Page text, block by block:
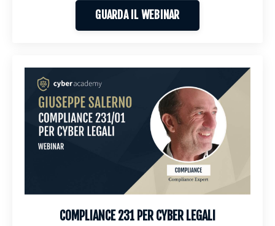
GUARDA IL WEBINAR
COMPLIANCE 231 PER CYBER LEGALI